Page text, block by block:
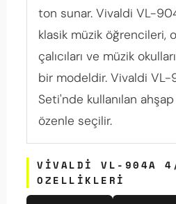
ton sunar. Vivaldi VL-
klasik müzik öğrencileri,
çalıcıları ve müzik
bir modeldir. Vivaldi VL-
Seti'nde kullanılan
özenle seçilir.
VIVALDI VL-904A
OZELLIKLERI